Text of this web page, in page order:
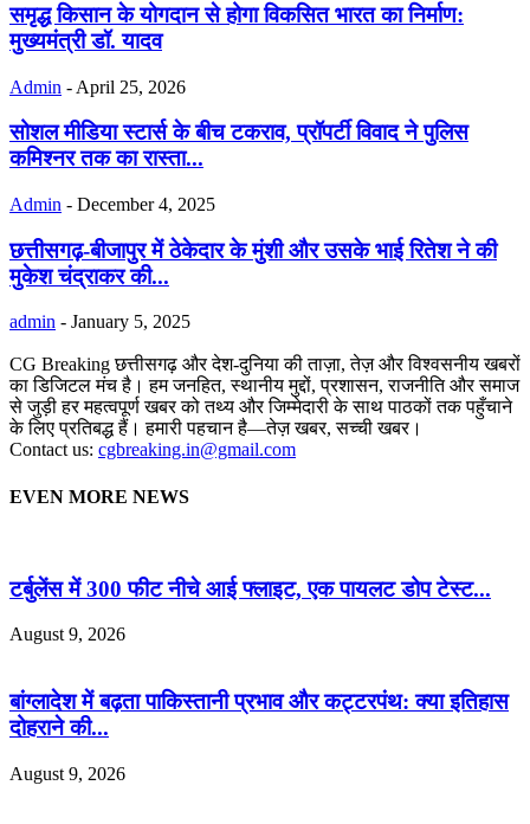
समृद्ध किसान के योगदान से होगा विकसित भारत का निर्माण:
मुख्यमंत्री डॉ. यादव
Admin - April 25, 2026
सोशल मीडिया स्टार्स के बीच टकराव, प्रॉपर्टी विवाद ने पुलिस
कमिश्नर तक का रास्ता...
Admin - December 4, 2025
छत्तीसगढ़-बीजापुर में ठेकेदार के मुंशी और उसके भाई रितेश ने की
मुकेश चंद्राकर की...
admin - January 5, 2025
CG Breaking छत्तीसगढ़ और देश-दुनिया की ताज़ा, तेज़ और विश्वसनीय खबरों
का डिजिटल मंच है। हम जनहित, स्थानीय मुद्दों, प्रशासन, राजनीति और समाज
से जुड़ी हर महत्वपूर्ण खबर को तथ्य और जिम्मेदारी के साथ पाठकों तक पहुँचाने
के लिए प्रतिबद्ध हैं। हमारी पहचान है—तेज़ खबर, सच्ची खबर।
Contact us: cgbreaking.in@gmail.com
EVEN MORE NEWS
टर्बुलेंस में 300 फीट नीचे आई फ्लाइट, एक पायलट डोप टेस्ट...
August 9, 2026
बांग्लादेश में बढ़ता पाकिस्तानी प्रभाव और कट्टरपंथ: क्या इतिहास
दोहराने की...
August 9, 2026